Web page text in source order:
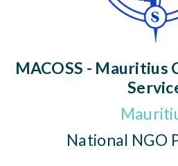
MACOSS - Mauritius
National NGO